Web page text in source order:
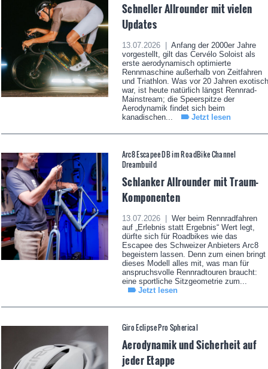
Schneller Allrounder mit vielen
Updates
13.07.2026 |
Anfang der 2000er Jahre
vorgestellt, gilt das Cervélo Soloist als
erste aerodynamisch optimierte
Rennmaschine außerhalb von Zeitfahren
und Triathlon. Was vor 20 Jahren exotisch
war, ist heute natürlich längst Rennrad-
Mainstream; die Speerspitze der
Aerodynamik findet sich beim
kanadischen...
Jetzt lesen
Arc8 Escapee DB im RoadBike Channel
Dreambuild
Schlanker Allrounder mit Traum-
Komponenten
13.07.2026 |
Wer beim Rennradfahren
auf „Erlebnis statt Ergebnis“ Wert legt,
dürfte sich für Roadbikes wie das
Escapee des Schweizer Anbieters Arc8
begeistern lassen. Denn zum einen bringt
dieses Modell alles mit, was man für
anspruchsvolle Rennradtouren braucht:
eine sportliche Sitzgeometrie zum...
Jetzt lesen
Giro Eclipse Pro Spherical
Aerodynamik und Sicherheit auf
jeder Etappe